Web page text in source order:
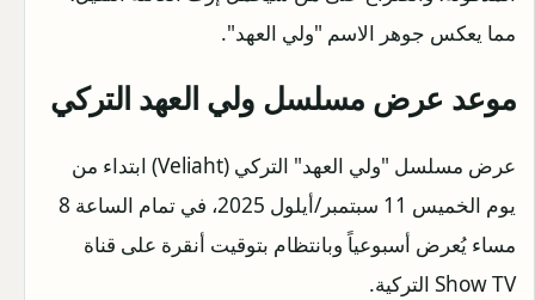
مما يعكس جوهر الاسم "ولي العهد".
موعد عرض مسلسل ولي العهد التركي
عرض مسلسل "ولي العهد" التركي (Veliaht) ابتداء من
يوم الخميس 11 سبتمبر/أيلول 2025، في تمام الساعة 8
مساء يُعرض أسبوعياً وبانتظام بتوقيت أنقرة على قناة
Show TV التركية.